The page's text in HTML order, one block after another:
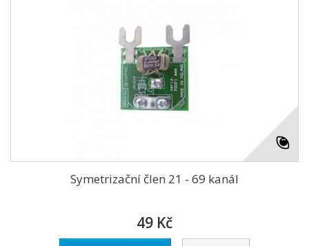
Symetrizační člen 21 - 69 kanál
49 Kč